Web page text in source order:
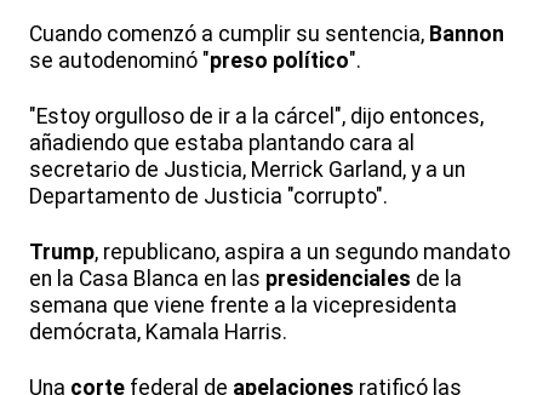
Cuando comenzó a cumplir su sentencia, Bannon
se autodenominó "preso político".
"Estoy orgulloso de ir a la cárcel", dijo entonces,
añadiendo que estaba plantando cara al
secretario de Justicia, Merrick Garland, y a un
Departamento de Justicia "corrupto".
Trump, republicano, aspira a un segundo mandato
en la Casa Blanca en las presidenciales de la
semana que viene frente a la vicepresidenta
demócrata, Kamala Harris.
Una corte federal de apelaciones ratificó las